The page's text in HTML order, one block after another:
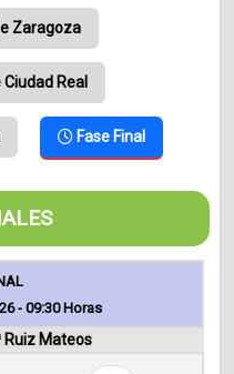
Zaragoza
Real
Fase Final
- 09:30 Horas
Ruiz Mateos